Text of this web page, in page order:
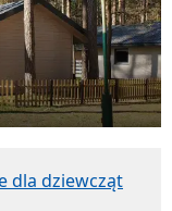
dla dziewcząt